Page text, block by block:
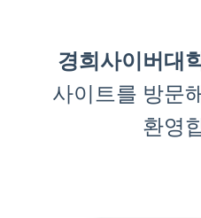
경희사이버대
사이트를 방문
환영